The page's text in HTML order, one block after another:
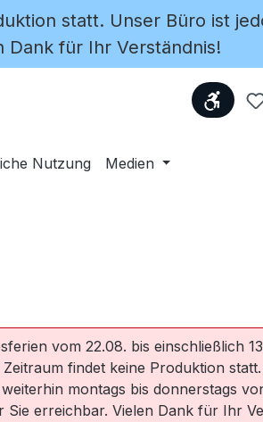
statt. Unser Büro ist
Dank für Ihr Verständnis!
Nutzung Medien
vom 22.08. bis einschließlich
Zeitraum findet keine Produktion
montags bis donnerstags
Sie erreichbar. Vielen Dank für Ihr